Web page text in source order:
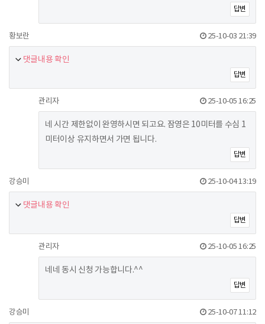
답변
황보란 25-10-03 21:39
댓글내용 확인
답변
관리자 25-10-05 16:25
네 시간 제한없이 완영하시면 되고요. 잠영은 10미터를 수심 1
미터이상 유지하면서 가면 됩니다.
답변
강승미 25-10-04 13:19
댓글내용 확인
답변
관리자 25-10-05 16:25
네네 동시 신청 가능합니다.^^
답변
강승미 25-10-07 11:12